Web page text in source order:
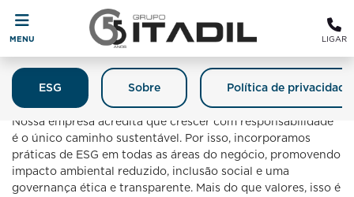
MENU LIGAR
Sobre
ESG Política de privacidade
Itadil E O Meio Ambiente
Nossa empresa acredita que crescer com responsabilidade
é o único caminho sustentável. Por isso, incorporamos
práticas de ESG em todas as áreas do negócio, promovendo
impacto ambiental reduzido, inclusão social e uma
governança ética e transparente. Mais do que valores, isso é